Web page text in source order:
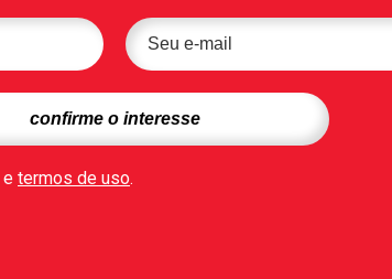
e termos de uso.